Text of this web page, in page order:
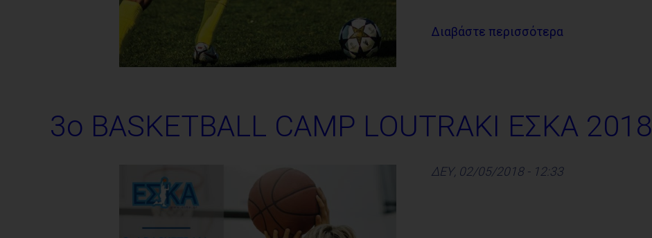
Διαβάστε περισσότερα
3ο BASKETBALL CAMP LOUTRAKI ΕΣΚΑ 2018
ΔΕΥ, 02/05/2018 - 12:33